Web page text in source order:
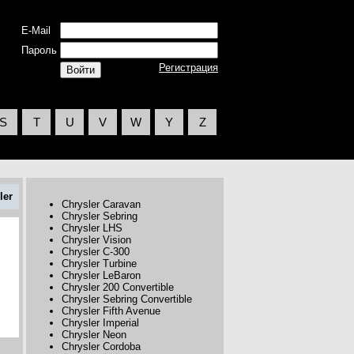
E-Mail
Пароль
Регистрация
S T U V W Y Z
Chrysler Caravan
Chrysler Sebring
Chrysler LHS
Chrysler Vision
Chrysler C-300
Chrysler Turbine
Chrysler LeBaron
Chrysler 200 Convertible
Chrysler Sebring Convertible
Chrysler Fifth Avenue
Chrysler Imperial
Chrysler Neon
Chrysler Cordoba